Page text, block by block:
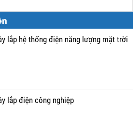
lắp hệ thống điện năng lượng mặt trời
lắp điện công nghiệp